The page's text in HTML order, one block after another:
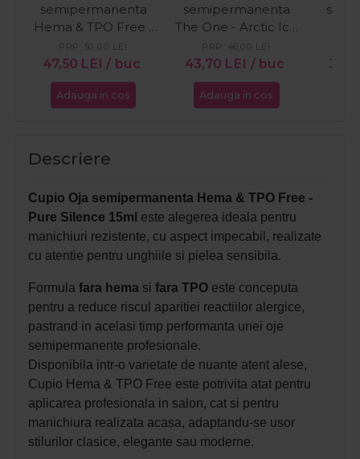
semipermanenta
Hema & TPO Free -
Skin Hug 15ml
47,50 LEI / buc
PRP: 50,00 LEI
Adauga in cos
semipermanenta
The One - Arctic Ice
15ml
43,70 LEI / buc
PRP: 46,00 LEI
Adauga in cos
Descriere
Cupio Oja semipermanenta Hema & TPO Free -
Pure Silence 15ml este alegerea ideala pentru
manichiuri rezistente, cu aspect impecabil, realizate
cu atentie pentru unghiile si pielea sensibila.
Formula fara hema si fara TPO este conceputa
pentru a reduce riscul aparitiei reactiilor alergice,
pastrand in acelasi timp performanta unei oje
semipermanente profesionale.
Disponibila intr-o varietate de nuante atent alese,
Cupio Hema & TPO Free este potrivita atat pentru
aplicarea profesionala in salon, cat si pentru
manichiura realizata acasa, adaptandu-se usor
stilurilor clasice, elegante sau moderne.